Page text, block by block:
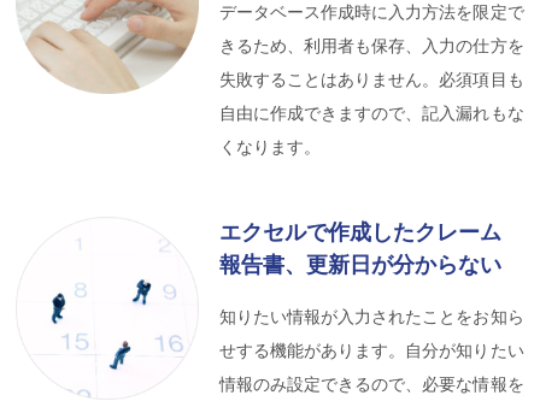
データベース作成時に入力方法を限定で
きるため、利用者も保存、入力の仕方を
失敗することはありません。必須項目も
自由に作成できますので、記入漏れもな
くなります。
エクセルで作成したクレーム
報告書、更新日が分からない
知りたい情報が入力されたことをお知ら
せする機能があります。自分が知りたい
情報のみ設定できるので、必要な情報を